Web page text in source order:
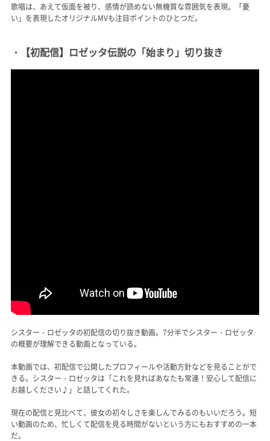
歌唱は、あえて仮面を被り、感情が読めない無機質な雰囲気を表現。「憂
い」を表現したオリジナルMVも注目ポイントのひとつだ。
・【初配信】ロゼッタ伝説の「始まり」切り抜き
シスター・ロゼッタの初配信の切り抜き動画。7分半でシスター・ロゼッタ
の概要が理解できる動画となっている。
本動画では、初配信で公開したプロフィールや活動方針などを見ることがで
きる。シスター・ロゼッタは「これを見ればあなたも常連！安心して配信に
お越しください♪」と話してくれた。
現在の配信と見比べて、彼女の初々しさを楽しんでみるのもいいだろう。短
い動画のため、忙しくて配信を見る時間がないという方にもおすすめの一本
だ。